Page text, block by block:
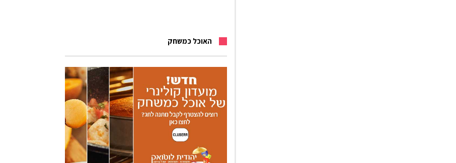
האוכל כמשחק